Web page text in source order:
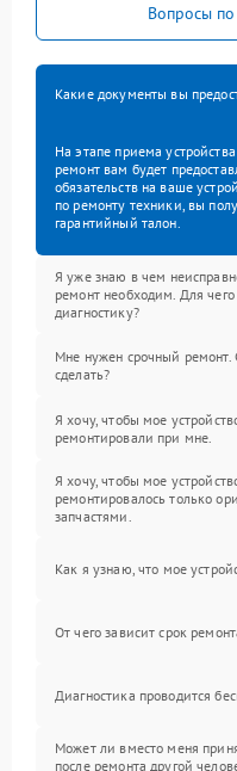
Вопросы
Какие документы вы
На этапе приема
ремонт вам будет
обязательств на ваше
по ремонту техники, вы
гарантийный талон.
Я уже знаю в чем
ремонт необходим. Для чего
диагностику?
Мне нужен срочный ремонт.
сделать?
Я хочу, чтобы мое
ремонтировали при мне.
Я хочу, чтобы мое
ремонтировалось только
запчастями.
Как я узнаю, что мое
От чего зависит срок
Диагностика проводится
Может ли вместо меня
после ремонта другой